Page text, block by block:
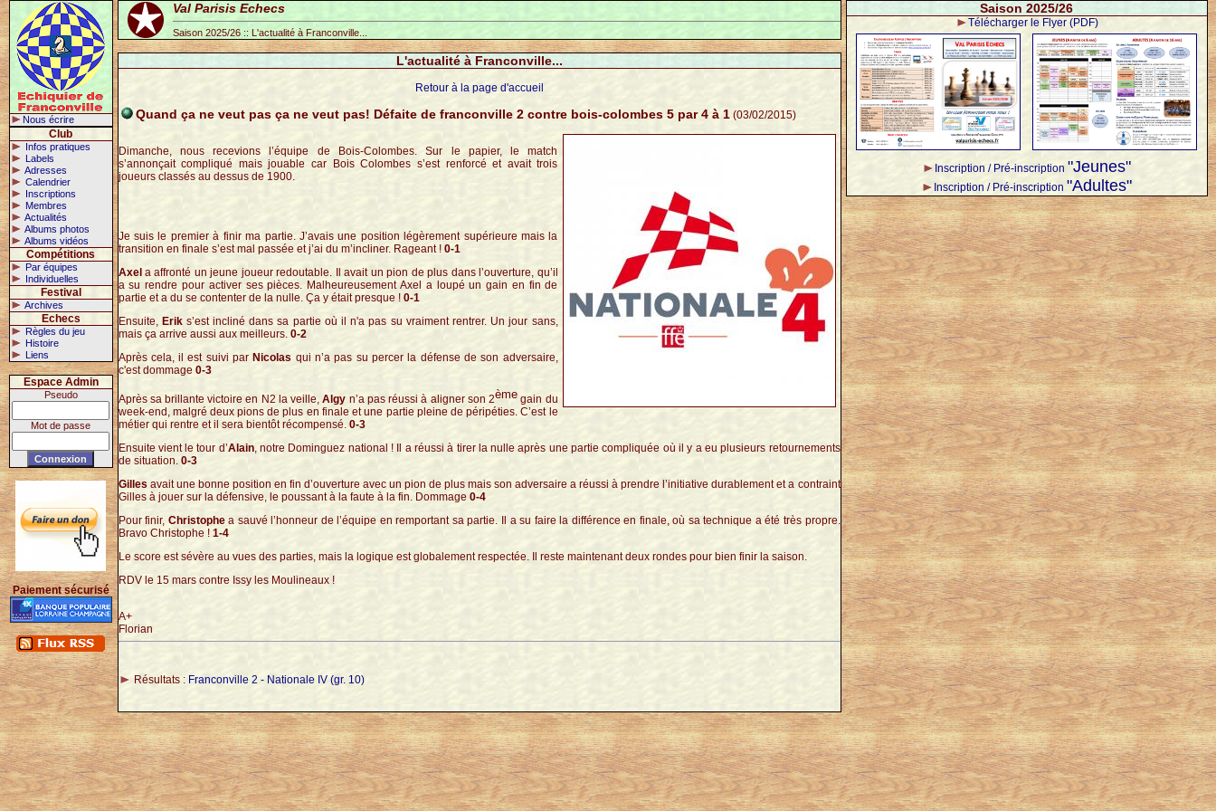
Nous écrire
Club
Infos pratiques
Labels
Adresses
Calendrier
Inscriptions
Membres
Actualités
Albums photos
Albums vidéos
Compétitions
Par équipes
Individuelles
Festival
Archives
Echecs
Règles du jeu
Histoire
Liens
Espace Admin
Pseudo
Mot de passe
Paiement sécurisé
Val Parisis Echecs
Saison 2025/26 :: L'actualité à Franconville...
L'actualité à Franconville...
Retour à la page d'accueil
Quand ça ne veut pas ça ne veut pas! Défaite de franconville 2 contre bois-colombes 5 par 4 à 1(03/02/2015)
Dimanche, nous recevions l’équipe de Bois-Colombes. Sur le papier, le match
s’annonçait compliqué mais jouable car Bois Colombes s’est renforcé et avait trois
joueurs classés au dessus de 1900.
Je suis le premier à finir ma partie. J’avais une position légèrement supérieure mais la
transition en finale s’est mal passée et j’ai du m’incliner. Rageant !0-1
Axel a affronté un jeune joueur redoutable. Il avait un pion de plus dans l’ouverture, qu’il
a su rendre pour activer ses pièces. Malheureusement Axel a loupé un gain en fin de
partie et a du se contenter de la nulle. Ça y était presque ! 0-1
Ensuite, Eriks’est incliné dans sa partie où il n'a pas su vraiment rentrer. Un jour sans,
mais ça arrive aussi aux meilleurs. 0-2
Après cela, il est suivi par Nicolas qui n’a pas su percer la défense de son adversaire,
c'est dommage 0-3
Après sa brillante victoire en N2 la veille, Algy n’a pas réussi à aligner son 2ème gain du
week-end, malgré deux pions de plus en finale et une partie pleine de péripéties. C’est le
métier qui rentre et il sera bientôt récompensé. 0-3
Ensuite vient le tour d’Alain, notre Dominguez national ! Il a réussi à tirer la nulle après une partie compliquée où il y a eu plusieurs retournements
de situation. 0-3
Gillesavait une bonne position en fin d’ouverture avec un pion de plus mais son adversaire a réussi à prendre l’initiative durablement et a contraint
Gilles à jouer sur la défensive, le poussant à la faute à la fin. Dommage 0-4
Pour finir, Christophea sauvé l’honneur de l’équipe en remportant sa partie. Il a su faire la différence en finale, où sa technique a été très propre.
Bravo Christophe ! 1-4
Le score est sévère au vues des parties, mais la logique est globalement respectée. Il reste maintenant deux rondes pour bien finir la saison.
RDV le 15 mars contre Issy les Moulineaux !
A+
Florian
Résultats : Franconville 2 - Nationale IV (gr. 10)
Saison 2025/26
Télécharger le Flyer (PDF)
Inscription / Pré-inscription "Jeunes"
Inscription / Pré-inscription "Adultes"